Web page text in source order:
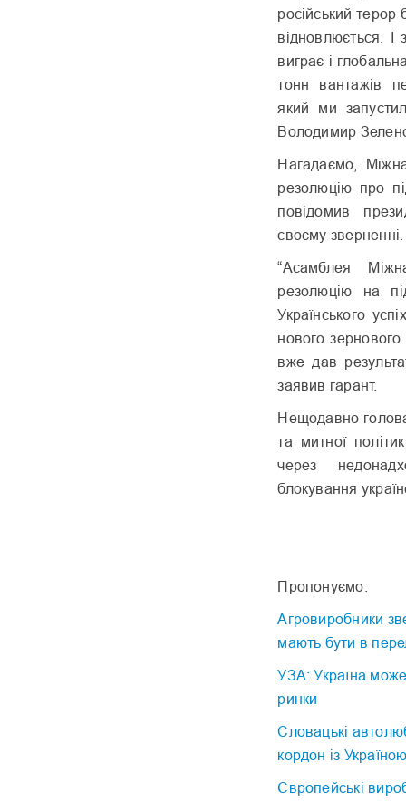
російський
відновлюється.
виграє і
тонн вантажів
який ми
Володимир
Нагадаємо,
резолюцію про
повідомив
своєму зверненні.
“Асамблея
резолюцію на
Українського
нового
вже дав
заявив гарант.
Нещодавно
та митної
через
блокування
Пропонуємо:
Агровиробники
мають бути в
УЗА: Україна
ринки
Словацькі
кордон із
Європейські